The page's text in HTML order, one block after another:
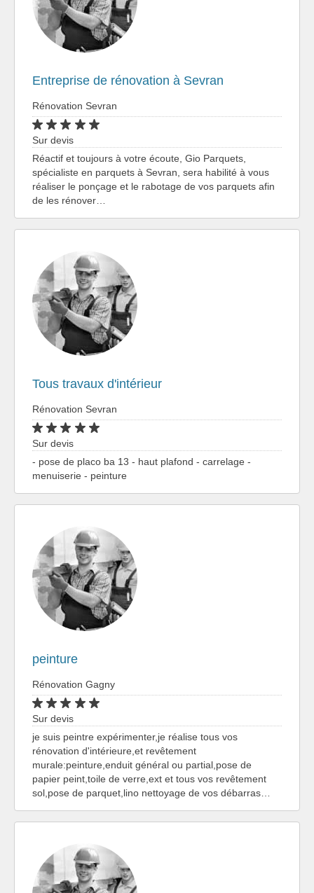
Entreprise de rénovation à Sevran
Rénovation Sevran
Sur devis
Réactif et toujours à votre écoute, Gio Parquets,
spécialiste en parquets à Sevran, sera habilité à vous
réaliser le ponçage et le rabotage de vos parquets afin
de les rénover…
Tous travaux d'intérieur
Rénovation Sevran
Sur devis
- pose de placo ba 13 - haut plafond - carrelage -
menuiserie - peinture
peinture
Rénovation Gagny
Sur devis
je suis peintre expérimenter,je réalise tous vos
rénovation d'intérieure,et revêtement
murale:peinture,enduit général ou partial,pose de
papier peint,toile de verre,ext et tous vos revêtement
sol,pose de parquet,lino nettoyage de vos débarras…